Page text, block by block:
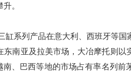
。
系列产品在意大利、西班牙等国
南亚及拉美市场，大冶摩托则以
南、巴西等地的市场占有率名列前